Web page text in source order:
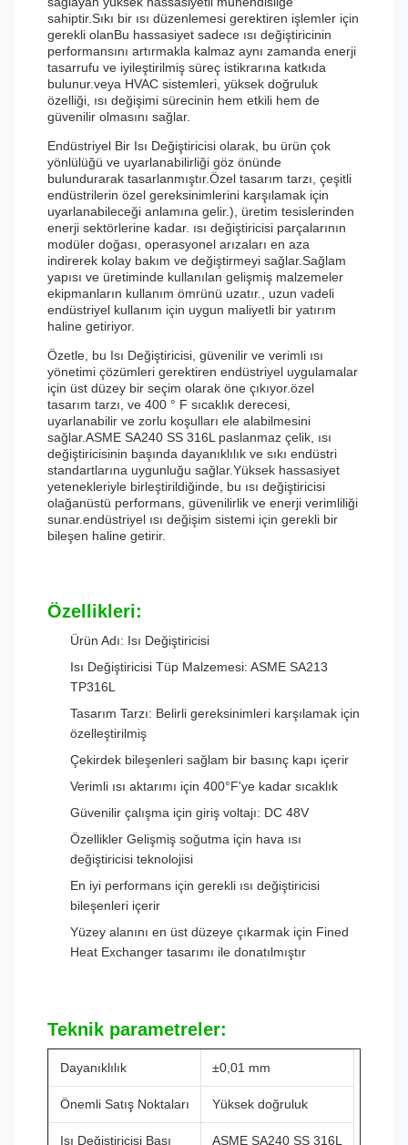
sahiptir.Sıkı bir ısı düzenlemesi gerektiren işlemler için
gerekli olanBu hassasiyet sadece ısı değiştiricinin
performansını artırmakla kalmaz aynı zamanda enerji
tasarrufu ve iyileştirilmiş süreç istikrarına katkıda
bulunur.veya HVAC sistemleri, yüksek doğruluk
özelliği, ısı değişimi sürecinin hem etkili hem de
güvenilir olmasını sağlar.
Endüstriyel Bir Isı Değiştiricisi olarak, bu ürün çok
yönlülüğü ve uyarlanabilirliği göz önünde
bulundurarak tasarlanmıştır.Özel tasarım tarzı, çeşitli
endüstrilerin özel gereksinimlerini karşılamak için
uyarlanabileceği anlamına gelir.), üretim tesislerinden
enerji sektörlerine kadar. ısı değiştiricisi parçalarının
modüler doğası, operasyonel arızaları en aza
indirerek kolay bakım ve değiştirmeyi sağlar.Sağlam
yapısı ve üretiminde kullanılan gelişmiş malzemeler
ekipmanların kullanım ömrünü uzatır., uzun vadeli
endüstriyel kullanım için uygun maliyetli bir yatırım
haline getiriyor.
Özetle, bu Isı Değiştiricisi, güvenilir ve verimli ısı
yönetimi çözümleri gerektiren endüstriyel uygulamalar
için üst düzey bir seçim olarak öne çıkıyor.özel
tasarım tarzı, ve 400 ° F sıcaklık derecesi,
uyarlanabilir ve zorlu koşulları ele alabilmesini
sağlar.ASME SA240 SS 316L paslanmaz çelik, ısı
değiştiricisinin başında dayanıklılık ve sıkı endüstri
standartlarına uygunluğu sağlar.Yüksek hassasiyet
yetenekleriyle birleştirildiğinde, bu ısı değiştiricisi
olağanüstü performans, güvenilirlik ve enerji verimliliği
sunar.endüstriyel ısı değişim sistemi için gerekli bir
bileşen haline getirir.
Özellikleri:
Ürün Adı: Isı Değiştiricisi
Isı Değiştiricisi Tüp Malzemesi: ASME SA213
TP316L
Tasarım Tarzı: Belirli gereksinimleri karşılamak için
özelleştirilmiş
Çekirdek bileşenleri sağlam bir basınç kapı içerir
Verimli ısı aktarımı için 400°F'ye kadar sıcaklık
Güvenilir çalışma için giriş voltajı: DC 48V
Özellikler Gelişmiş soğutma için hava ısı
değiştiricisi teknolojisi
En iyi performans için gerekli ısı değiştiricisi
bileşenleri içerir
Yüzey alanını en üst düzeye çıkarmak için Fined
Heat Exchanger tasarımı ile donatılmıştır
Teknik parametreler:
Dayanıklılık ±0,01 mm
Önemli Satış Noktaları Yüksek doğruluk
Isı Değiştiricisi Başı ASME SA240 SS 316L